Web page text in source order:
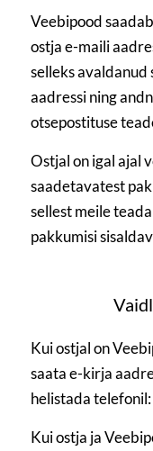
Veebipood
ostja e-maili
selleks avaldanud
aadressi ning
otsepostituse
Ostjal on igal ajal
saadetavatest
sellest meile
pakkumisi
Kui ostjal on
saata e-kirja
helistada
Kui ostja ja